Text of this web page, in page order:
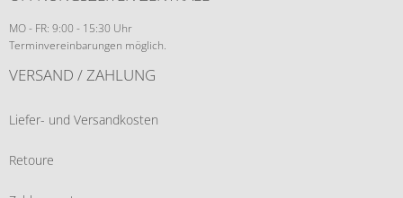
MO - FR: 9:00 - 15:30 Uhr
Terminvereinbarungen möglich.
VERSAND / ZAHLUNG
Liefer- und Versandkosten
Retoure